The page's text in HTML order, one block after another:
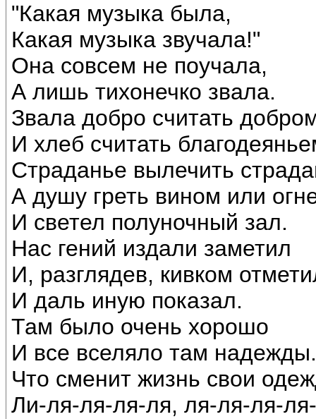
"Какая музыка была,
Какая музыка звучала!"
Она совсем не поучала,
А лишь тихонечко звала.
Звала добро считать
И хлеб считать
Страданье вылечить
А душу греть вином или
И светел полуночный зал.
Нас гений издали заметил
И, разглядев, кивком
И даль иную показал.
Там было очень хорошо
И все вселяло там надежды.
Что сменит жизнь свои
Ли-ля-ля-ля-ля, ля-ля-ля-